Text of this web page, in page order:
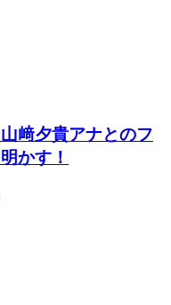
﨑夕貴アナとのフ
かす！